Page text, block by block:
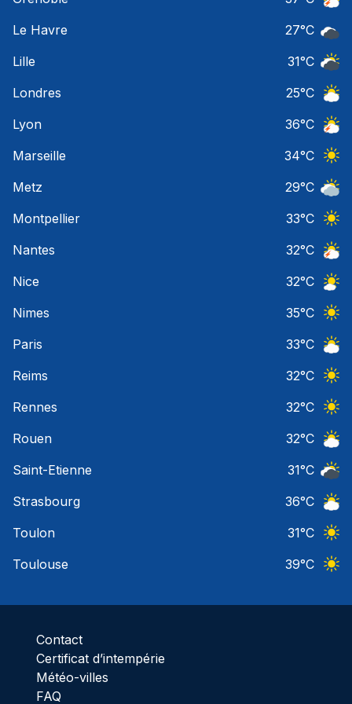
Le Havre
27°C
Lille
31°C
Londres
25°C
Lyon
36°C
Marseille
34°C
Metz
29°C
Montpellier
33°C
Nantes
32°C
Nice
32°C
Nimes
35°C
Paris
33°C
Reims
32°C
Rennes
32°C
Rouen
32°C
Saint-Etienne
31°C
Strasbourg
36°C
Toulon
31°C
Toulouse
39°C
Contact
Certificat d’intempérie
Météo-villes
FAQ